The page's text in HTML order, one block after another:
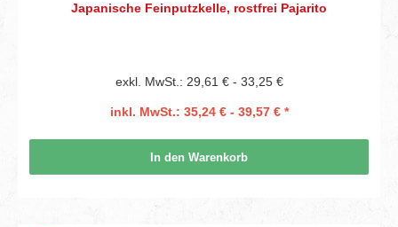
Japanische Feinputzkelle, rostfrei Pajarito
exkl. MwSt.: 29,61 € - 33,25 €
inkl. MwSt.: 35,24 € - 39,57 € *
In den Warenkorb